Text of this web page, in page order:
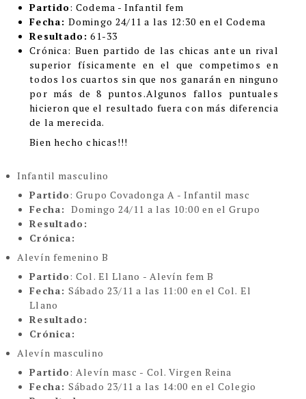
Partido: Codema - Infantil fem
Fecha:Domingo 24/11 a las 12:30 en el Codema
Resultado: 61-33
Crónica: Buen partido de las chicas ante un rival
superior físicamente en el que competimos en
todos los cuartos sin que nos ganarán en ninguno
por más de 8 puntos.Algunos fallos puntuales
hicieron que el resultado fuera con más diferencia
de la merecida.
Bien hecho chicas!!!
Infantil masculino
Partido: Grupo Covadonga A - Infantil masc
Fecha: Domingo 24/11 a las 10:00 en el Grupo
Resultado:
Crónica:
Alevín femenino B
Partido: Col. El Llano - Alevín fem B
Fecha:Sábado 23/11 a las 11:00 en el Col. El
Llano
Resultado:
Crónica:
Alevín masculino
Partido: Alevín masc - Col. Virgen Reina
Fecha:Sábado 23/11 a las 14:00 en el Colegio